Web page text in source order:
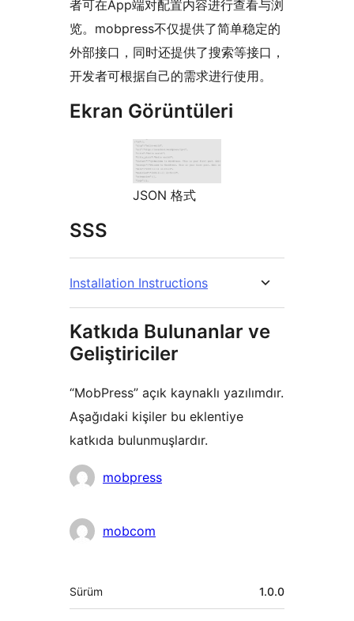
者可在App端对配置内容进行查看与浏
览。mobpress不仅提供了简单稳定的
外部接口，同时还提供了搜索等接口，
开发者可根据自己的需求进行使用。
Ekran Görüntüleri
JSON 格式
SSS
Installation Instructions
Katkıda Bulunanlar ve
Geliştiriciler
“MobPress” açık kaynaklı yazılımdır.
Aşağıdaki kişiler bu eklentiye
katkıda bulunmuşlardır.
Katkıdamobpress
mobcom
Meta
Sürüm 1.0.0